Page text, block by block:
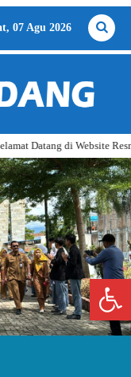
07 Agu 2026
di Website Resmi SMA